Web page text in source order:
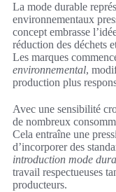
La mode durable
environnementaux
concept embrasse
réduction des déchets
Les marques
environnemental,
production plus
Avec une sensibilité
de nombreux
Cela entraîne une
d’incorporer des
introduction mode
travail respectueuses
producteurs.